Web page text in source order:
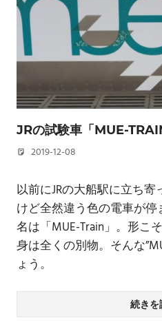
JRの試験車「MUE-
2019-12-08
以前にJRの大船駅に立ち
けど全然違う色の電車が
名は「MUE-Train」。形こ
身は全くの別物。そんな
ょう。
続きを